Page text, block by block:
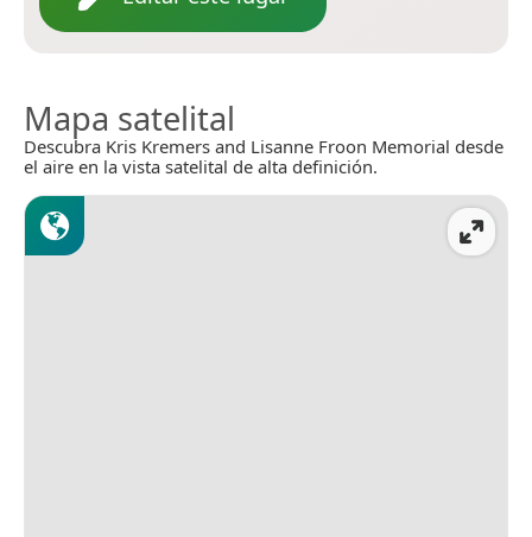
Mapa satelital
Descubra Kris Kremers and Lisanne Froon Memorial desde
el aire en la vista satelital de alta definición.